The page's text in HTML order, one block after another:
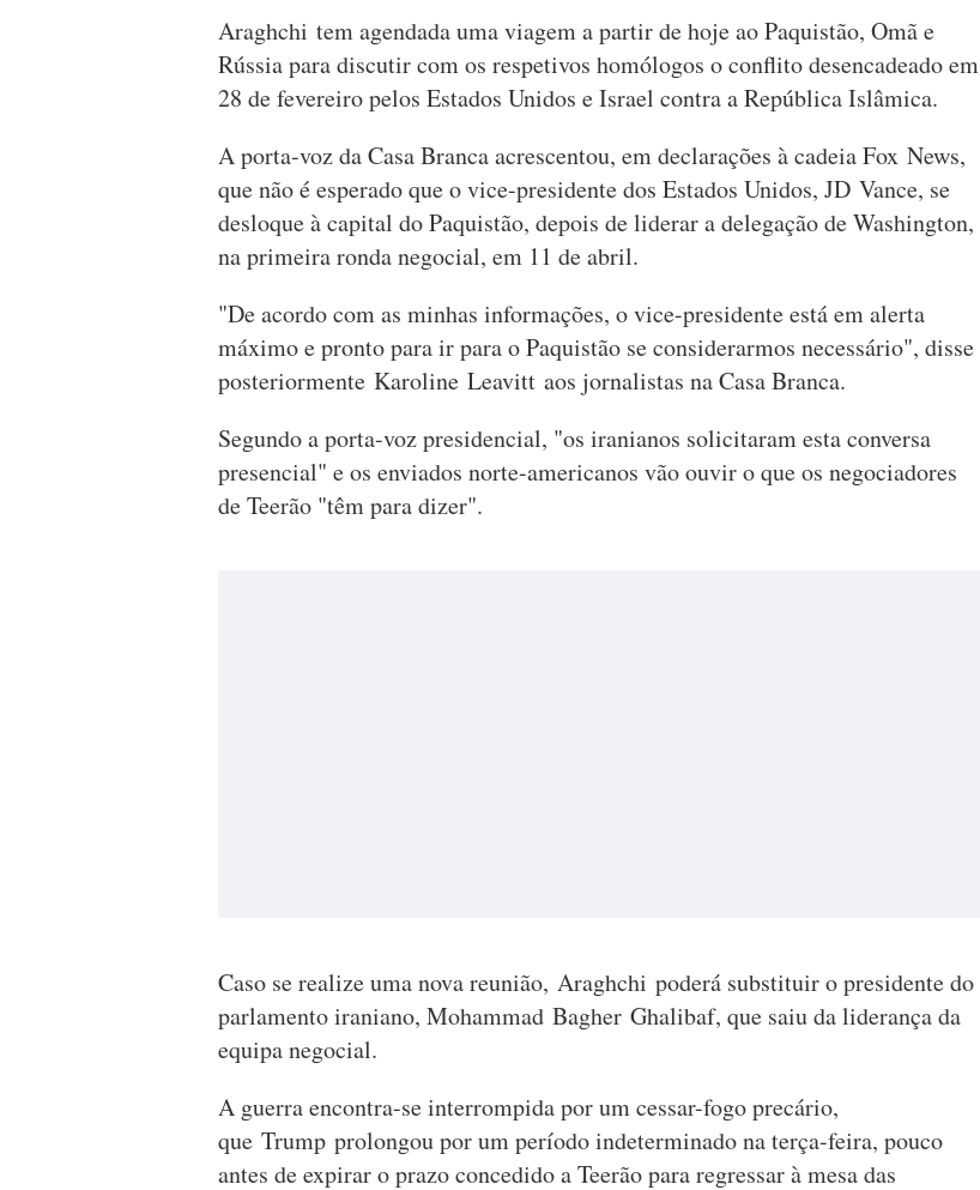
Araghchi tem agendada uma viagem a partir de hoje ao Paquistão, Omã e
Rússia para discutir com os respetivos homólogos o conflito desencadeado em
28 de fevereiro pelos Estados Unidos e Israel contra a República Islâmica.
A porta-voz da Casa Branca acrescentou, em declarações à cadeia Fox News,
que não é esperado que o vice-presidente dos Estados Unidos, JD Vance, se
desloque à capital do Paquistão, depois de liderar a delegação de Washington,
na primeira ronda negocial, em 11 de abril.
"De acordo com as minhas informações, o vice-presidente está em alerta
máximo e pronto para ir para o Paquistão se considerarmos necessário", disse
posteriormente Karoline Leavitt aos jornalistas na Casa Branca.
Segundo a porta-voz presidencial, "os iranianos solicitaram esta conversa
presencial" e os enviados norte-americanos vão ouvir o que os negociadores
de Teerão "têm para dizer".
Caso se realize uma nova reunião, Araghchi poderá substituir o presidente do
parlamento iraniano, Mohammad Bagher Ghalibaf, que saiu da liderança da
equipa negocial.
A guerra encontra-se interrompida por um cessar-fogo precário,
que Trump prolongou por um período indeterminado na terça-feira, pouco
antes de expirar o prazo concedido a Teerão para regressar à mesa das